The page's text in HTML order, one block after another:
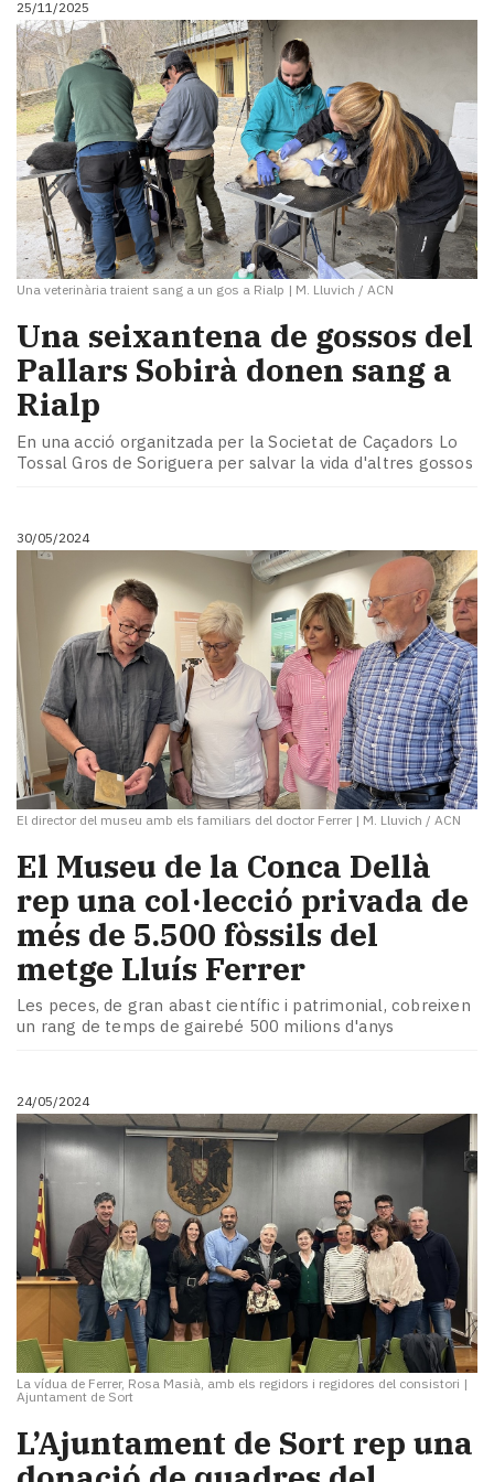
i
turisme
Cultura
Esports
Mai
tant!
TV
i
mitjans
El
temps
Reportatges
Entrevistes
Enquestes
A
escena!
Dis
la
teva!
newsletter
Pallars
Contingut
patrocinat
Lo
més
llegit...
Editorial
25/11/2025
Una veterinària traient sang a un gos a Rialp | M. Lluvich / ACN
​Una seixantena de gossos del
Pallars Sobirà donen sang a
Rialp
En una acció organitzada per la Societat de Caçadors Lo
Tossal Gros de Soriguera per salvar la vida d'altres gossos
30/05/2024
El director del museu amb els familiars del doctor Ferrer | M. Lluvich / ACN
El Museu de la Conca Dellà
rep una col·lecció privada de
més de 5.500 fòssils del
metge Lluís Ferrer
Les peces, de gran abast científic i patrimonial, cobreixen
un rang de temps de gairebé 500 milions d'anys
24/05/2024
La vídua de Ferrer, Rosa Masià, amb els regidors i regidores del consistori |
Ajuntament de Sort
L’Ajuntament de Sort rep una